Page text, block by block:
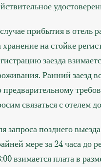
прибытия в отель
хранение на стойке
заезда
Ранний заезд
предварительному
связаться с отелем
запроса позднего
мере за 24 часа до
взимается плата в